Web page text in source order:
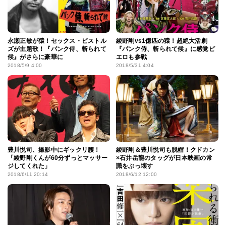
永瀬正敏が猿！セックス・ピストル
ズが主題歌！『パンク侍、斬られて
候』がさらに豪華に
2018/5/9 4:00
綾野剛vs1億匹の猿！超絶大活劇
『パンク侍、斬られて候』に感覚ピ
エロも参戦
2018/5/31 4:04
豊川悦司、撮影中にギックリ腰！
「綾野剛くんが60分ずっとマッサー
ジしてくれた」
2018/6/11 20:14
綾野剛＆豊川悦司も脱帽！クドカン
×石井岳龍のタッグが日本映画の常
識をぶっ壊す
2018/6/12 12:00